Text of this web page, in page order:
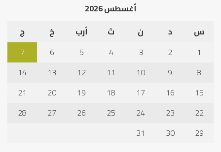
أغسطس 2026
س
د ن ث أرب خ
ج
1
2
3
4
5
6
7
8
9
10
11
12
13
14
15
16
17
18
19
20
21
22
23
24
25
26
27
28
29
30
31